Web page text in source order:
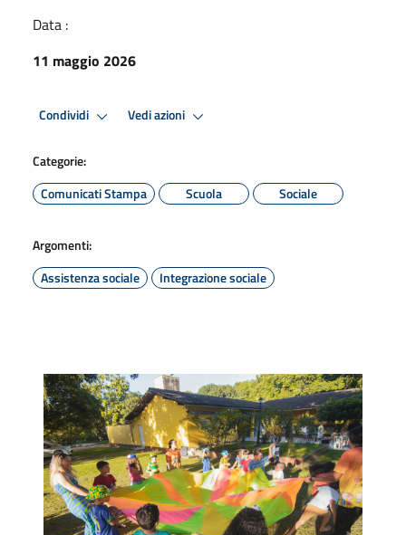
Data :
11 maggio 2026
Condividi Vedi azioni
Categorie:
Comunicati Stampa
Scuola Sociale
Argomenti:
Assistenza sociale
Integrazione sociale